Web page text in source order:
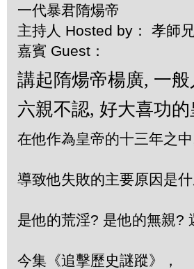
一代暴君隋煬帝
主持人 Hosted by： 孝師
嘉賓 Guest：
講起隋煬帝楊廣, 一
六親不認, 好大喜功的
在他作為皇帝的十三年之
導致他失敗的主要原因是
是他的荒淫? 是他的無親?
今集《追擊歷史謎蹤》，